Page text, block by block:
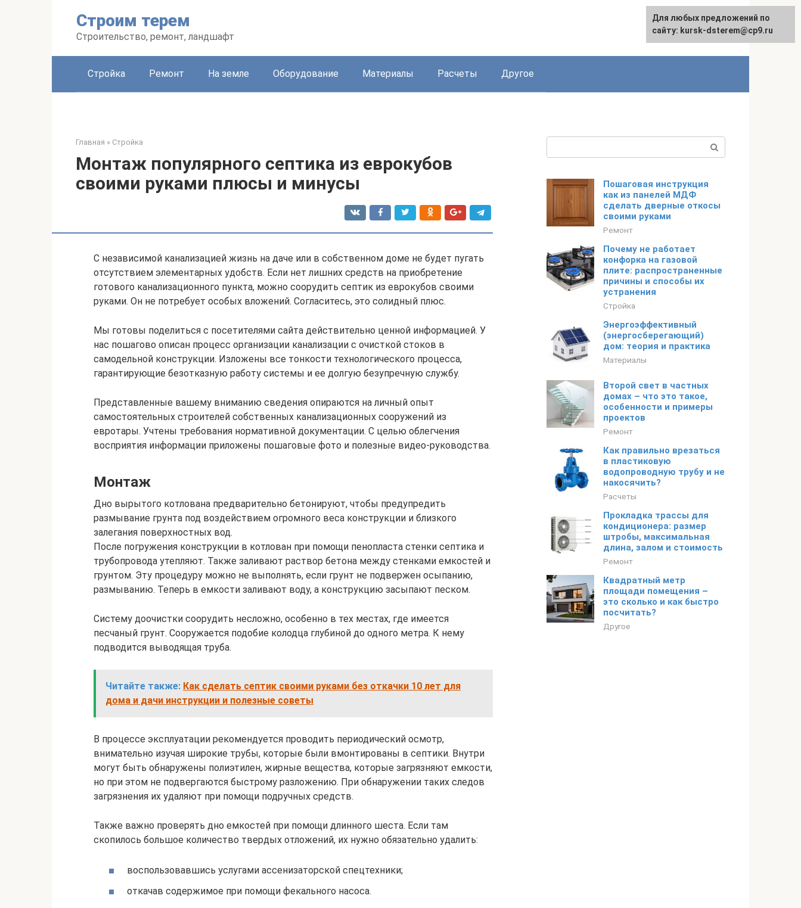
Строим терем
Строительство, ремонт, ландшафт
English
Стройка Ремонт На земле Оборудование Материалы Расчеты Другое
Главная » Стройка
Монтаж популярного септика из еврокубов
своими руками плюсы и минусы
С независимой канализацией жизнь на даче или в собственном доме не будет пугать
отсутствием элементарных удобств. Если нет лишних средств на приобретение
готового канализационного пункта, можно соорудить септик из еврокубов своими
руками. Он не потребует особых вложений. Согласитесь, это солидный плюс.
Мы готовы поделиться с посетителями сайта действительно ценной информацией. У
нас пошагово описан процесс организации канализации с очисткой стоков в
самодельной конструкции. Изложены все тонкости технологического процесса,
гарантирующие безотказную работу системы и ее долгую безупречную службу.
Представленные вашему вниманию сведения опираются на личный опыт
самостоятельных строителей собственных канализационных сооружений из
евротары. Учтены требования нормативной документации. С целью облегчения
восприятия информации приложены пошаговые фото и полезные видео-руководства.
Монтаж
Дно вырытого котлована предварительно бетонируют, чтобы предупредить
размывание грунта под воздействием огромного веса конструкции и близкого
залегания поверхностных вод.
После погружения конструкции в котлован при помощи пенопласта стенки септика и
трубопровода утепляют. Также заливают раствор бетона между стенками емкостей и
грунтом. Эту процедуру можно не выполнять, если грунт не подвержен осыпанию,
размыванию. Теперь в емкости заливают воду, а конструкцию засыпают песком.
Систему доочистки соорудить несложно, особенно в тех местах, где имеется
песчаный грунт. Сооружается подобие колодца глубиной до одного метра. К нему
подводится выводящая труба.
Читайте также: Как сделать септик своими руками без откачки 10 лет для
дома и дачи инструкции и полезные советы
В процессе эксплуатации рекомендуется проводить периодический осмотр,
внимательно изучая широкие трубы, которые были вмонтированы в септики. Внутри
могут быть обнаружены полиэтилен, жирные вещества, которые загрязняют емкости,
но при этом не подвергаются быстрому разложению. При обнаружении таких следов
загрязнения их удаляют при помощи подручных средств.
Также важно проверять дно емкостей при помощи длинного шеста. Если там
скопилось большое количество твердых отложений, их нужно обязательно удалить:
воспользовавшись услугами ассенизаторской спецтехники;
откачав содержимое при помощи фекального насоса.
Пошаговая инструкция
как из панелей МДФ
сделать дверные откосы
своими руками
Ремонт
Почему не работает
конфорка на газовой
плите: распространенные
причины и способы их
устранения
Стройка
Энергоэффективный
(энергосберегающий)
дом: теория и практика
Материалы
Второй свет в частных
домах – что это такое,
особенности и примеры
проектов
Ремонт
Как правильно врезаться
в пластиковую
водопроводную трубу и не
накосячить?
Расчеты
Прокладка трассы для
кондиционера: размер
штробы, максимальная
длина, залом и стоимость
Ремонт
Квадратный метр
площади помещения –
это сколько и как быстро
посчитать?
Другое
Для любых предложений по
сайту: kursk-dsterem@cp9.ru